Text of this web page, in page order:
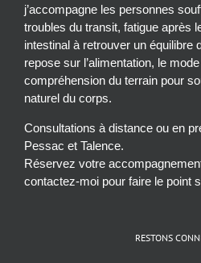
j’accompagne les personnes
troubles du transit, fatigue après
intestinal à retrouver un équilibre
repose sur l’alimentation, le
compréhension du terrain pour
naturel du corps.
Consultations à distance ou en
Pessac et Talence.
Réservez votre
contactez-moi pour faire le point
RESTONS